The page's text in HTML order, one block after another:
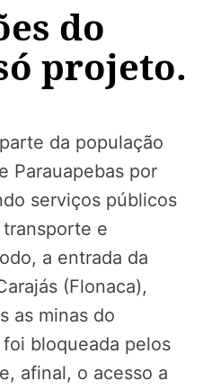
do
projeto.
da população
Parauapebas por
serviços públicos
e
a entrada da
(Flonaca),
as minas do
bloqueada pelos
afinal, o acesso a